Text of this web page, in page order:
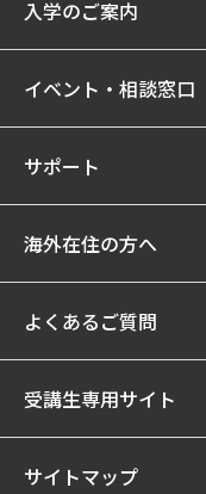
入学のご案内
イベント・相談窓口
サポート
海外在住の方へ
よくあるご質問
受講生専用サイト
サイトマップ